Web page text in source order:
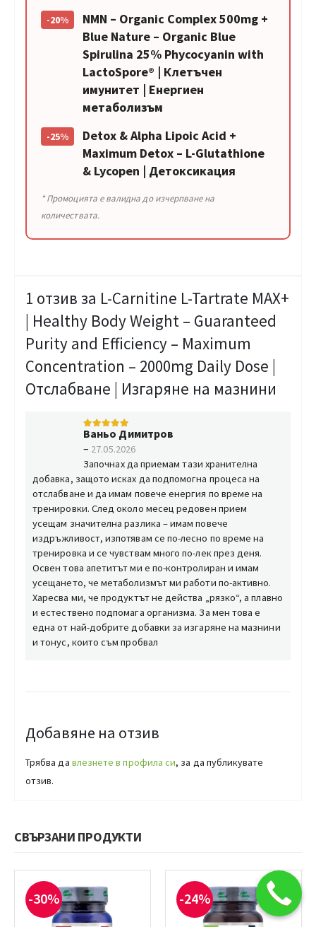
-20%
NMN – Organic Complex 500mg +
Blue Nature – Organic Blue
Spirulina 25% Phycocyanin with
LactoSpore® | Клетъчен
имунитет | Енергиен
метаболизъм
-25%
Detox & Alpha Lipoic Acid +
Maximum Detox – L-Glutathione
& Lycopen | Детоксикация
* Промоцията е валидна до изчерпване на
количествата.
1 отзив за L-Carnitine L-Tartrate МАХ+
| Healthy Body Weight – Guaranteed
Purity and Efficiency – Maximum
Concentration – 2000mg Daily Dose |
Отслабване | Изгаряне на мазнини
5от 5
Ваньо Димитров
– 27.05.2026
Започнах да приемам тази хранителна
добавка, защото исках да подпомогна процеса на
отслабване и да имам повече енергия по време на
тренировки. След около месец редовен прием
усещам значителна разлика – имам повече
издръжливост, изпотявам се по-лесно по време на
тренировка и се чувствам много по-лек през деня.
Освен това апетитът ми е по-контролиран и имам
усещането, че метаболизмът ми работи по-активно.
Харесва ми, че продуктът не действа „рязко“, а плавно
и естествено подпомага организма. За мен това е
една от най-добрите добавки за изгаряне на мазнини
и тонус, които съм пробвал
Добавяне на отзив
Трябва да влезнете в профила си, за да публикувате
отзив.
СВЪРЗАНИ ПРОДУКТИ
-30% -24%